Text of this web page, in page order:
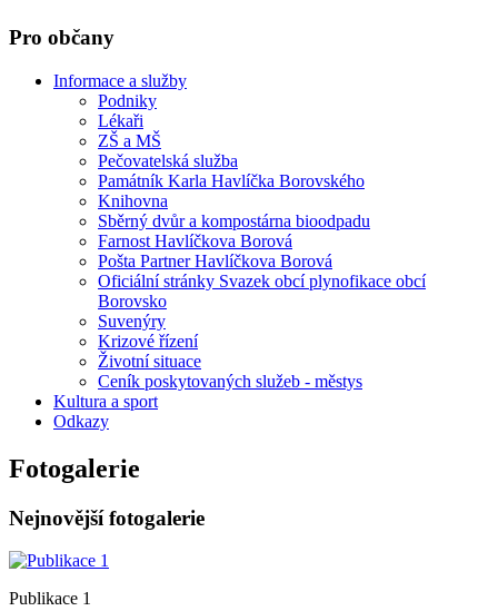
Pro občany
Informace a služby
Podniky
Lékaři
ZŠ a MŠ
Pečovatelská služba
Památník Karla Havlíčka Borovského
Knihovna
Sběrný dvůr a kompostárna bioodpadu
Farnost Havlíčkova Borová
Pošta Partner Havlíčkova Borová
Oficiální stránky Svazek obcí plynofikace obcí
Borovsko
Suvenýry
Krizové řízení
Životní situace
Ceník poskytovaných služeb - městys
Kultura a sport
Odkazy
Fotogalerie
Nejnovější fotogalerie
Publikace 1